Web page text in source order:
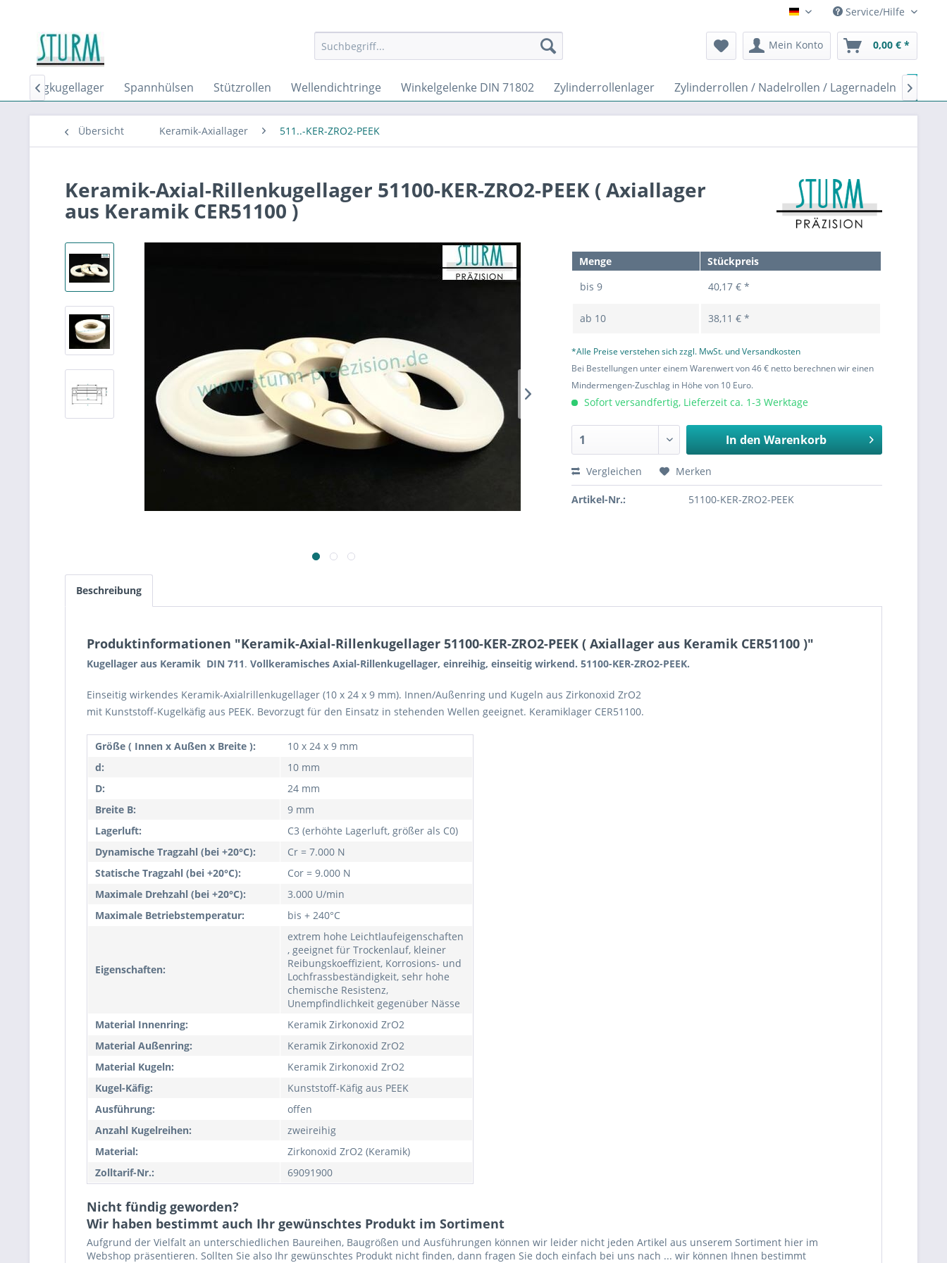
Deutsch Service/Hilfe
Mein Konto 0,00 € *
Schrägkugellager Spannhülsen Stützrollen Wellendichtringe Winkelgelenke DIN 71802 Zylinderrollenlager Zylinderrollen / Nadelrollen / Lagernadeln
 
Übersicht Keramik-Axiallager 511..-KER-ZRO2-PEEK
Keramik-Axial-Rillenkugellager 51100-KER-ZRO2-PEEK ( Axiallager
aus Keramik CER51100 )
Menge
Stückpreis
bis9 40,17 € *
ab 10 38,11 € *
*Alle Preise verstehen sich zzgl. MwSt. und Versandkosten
Bei Bestellungen unter einem Warenwert von 46 € netto berechnen wir einen
Mindermengen-Zuschlag in Höhe von 10 Euro.
Sofort versandfertig, Lieferzeit ca. 1-3 Werktage
In den Warenkorb
Vergleichen Merken
Artikel-Nr.: 51100-KER-ZRO2-PEEK
Beschreibung
Produktinformationen "Keramik-Axial-Rillenkugellager 51100-KER-ZRO2-PEEK ( Axiallager aus Keramik CER51100 )"
Kugellager aus Keramik DIN 711. Vollkeramisches Axial-Rillenkugellager, einreihig, einseitig wirkend. 51100-KER-ZRO2-PEEK.
Einseitig wirkendes Keramik-Axialrillenkugellager (10 x 24 x 9 mm). Innen/Außenring und Kugeln aus Zirkonoxid ZrO2
mit Kunststoff-Kugelkäfig aus PEEK. Bevorzugt für den Einsatz in stehenden Wellen geeignet. Keramiklager CER51100.
Größe ( Innen x Außen x Breite ):
10 x 24 x 9 mm
d:
10 mm
D:
24 mm
Breite B:
9 mm
Lagerluft:
C3 (erhöhte Lagerluft, größer als C0)
Dynamische Tragzahl (bei +20°C):
Cr = 7.000 N
Statische Tragzahl (bei +20°C):
Cor = 9.000 N
Maximale Drehzahl (bei +20°C):
3.000 U/min
Maximale Betriebstemperatur:
bis + 240°C
Eigenschaften:
extrem hohe Leichtlaufeigenschaften
, geeignet für Trockenlauf, kleiner
Reibungskoeffizient, Korrosions- und
Lochfrassbeständigkeit, sehr hohe
chemische Resistenz,
Unempfindlichkeit gegenüber Nässe
Material Innenring:
Keramik Zirkonoxid ZrO2
Material Außenring:
Keramik Zirkonoxid ZrO2
Material Kugeln:
Keramik Zirkonoxid ZrO2
Kugel-Käfig:
Kunststoff-Käfig aus PEEK
Ausführung:
offen
Anzahl Kugelreihen:
zweireihig
Material:
Zirkonoxid ZrO2 (Keramik)
Zolltarif-Nr.:
69091900
Nicht fündig geworden?
Wir haben bestimmt auch Ihr gewünschtes Produkt im Sortiment
Aufgrund der Vielfalt an unterschiedlichen Baureihen, Baugrößen und Ausführungen können wir leider nicht jeden Artikel aus unserem Sortiment hier im
Webshop präsentieren. Sollten Sie also Ihr gewünschtes Produkt nicht finden, dann fragen Sie doch einfach bei uns nach ... wir können Ihnen bestimmt